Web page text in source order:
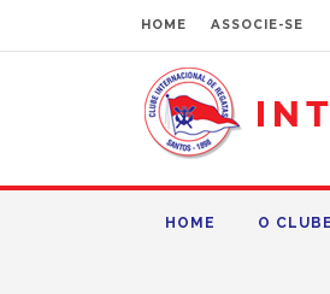
HOME ASSOCIE-SE
HOME O CLUBE